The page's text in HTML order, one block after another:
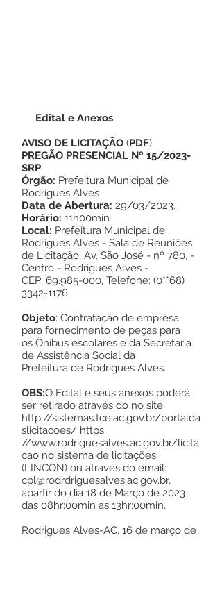
Edital e Anexos
AVISO DE LICITAÇÃO (PDF)
PREGÃO PRESENCIAL Nº 15/2023-
SRP
Órgão: Prefeitura Municipal de
Rodrigues Alves
Data de Abertura: 29/03/2023.
Horário: 11h00min
Local: Prefeitura Municipal de
Rodrigues Alves - Sala de Reuniões
de Licitação, Av. São José - nº 780, -
Centro - Rodrigues Alves -
CEP: 69.985-000, Telefone: (0**68)
3342-1176.
Objeto: Contratação de empresa
para fornecimento de peças para
os Ônibus escolares e da Secretaria
de Assistência Social da
Prefeitura de Rodrigues Alves.
OBS:O Edital e seus anexos poderá
ser retirado através do no site:
http://sistemas.tce.ac.gov.br/portalda
slicitacoes/ https:
//www.rodriguesalves.ac.gov.br/licita
cao no sistema de licitações
(LINCON) ou através do email:
cpl@rodrdriguesalves.ac.gov.br,
apartir do dia 18 de Março de 2023
das 08hr:00min as 13hr:00min.
Rodrigues Alves-AC, 16 de março de